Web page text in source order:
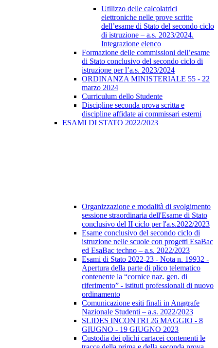
Utilizzo delle calcolatrici
elettroniche nelle prove scritte
dell’esame di Stato del secondo ciclo
di istruzione – a.s. 2023/2024.
Integrazione elenco
Formazione delle commissioni dell’esame
di Stato conclusivo del secondo ciclo di
istruzione per l’a.s. 2023/2024
ORDINANZA MINISTERIALE 55 - 22
marzo 2024
Curriculum dello Studente
Discipline seconda prova scritta e
discipline affidate ai commissari esterni
ESAMI DI STATO 2022/2023
Organizzazione e modalità di svolgimento
sessione straordinaria dell'Esame di Stato
conclusivo del II ciclo per l'a.s.2022/2023
Esame conclusivo del secondo ciclo di
istruzione nelle scuole con progetti EsaBac
ed EsaBac techno – a.s. 2022/2023
Esami di Stato 2022-23 - Nota n. 19932 -
Apertura della parte di plico telematico
contenente la “cornice naz. gen. di
riferimento” - istituti professionali di nuovo
ordinamento
Comunicazione esiti finali in Anagrafe
Nazionale Studenti – a.s. 2022/2023
SLIDES INCONTRI 26 MAGGIO - 8
GIUGNO - 19 GIUGNO 2023
Custodia dei plichi cartacei contenenti le